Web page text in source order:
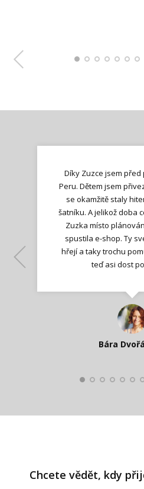
Díky Zuzce jsem
Peru. Dětem jsem
se okamžitě staly
šatníku. A jelikož doba
Zuzka místo
spustila e-shop. Ty
hřejí a taky trochu
teď asi dost
Bára
Jana
Kateřina Veleta
Ilona
Lenka
Nadšená
Katka
Lenka
Chcete vědět, kdy